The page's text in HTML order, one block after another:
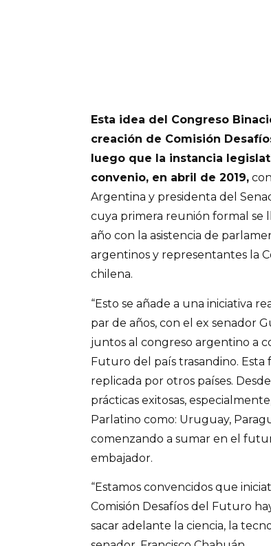
Esta idea del Congreso
creación de Comisión
luego que la instancia
convenio, en abril de 2019,
Argentina y presidenta del
cuya primera reunión formal se
año con la asistencia de
argentinos y representantes la
chilena.
“Esto se añade a una iniciativa
par de años, con el ex senador
juntos al congreso argentino a
Futuro del país trasandino.
replicada por otros países.
prácticas exitosas,
Parlatino como: Uruguay,
comenzando a sumar en el
embajador.
“Estamos convencidos que
Comisión Desafíos del Futuro
sacar adelante la ciencia, la